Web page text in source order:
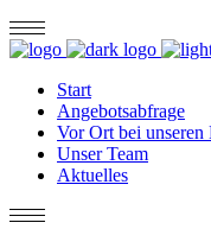
Start
Angebotsabfrage
Vor Ort bei unseren
Unser Team
Aktuelles